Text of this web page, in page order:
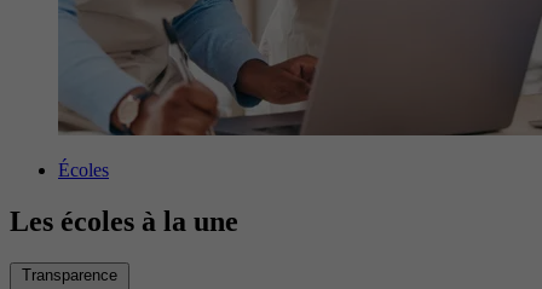
Écoles
Les écoles à la une
Transparence